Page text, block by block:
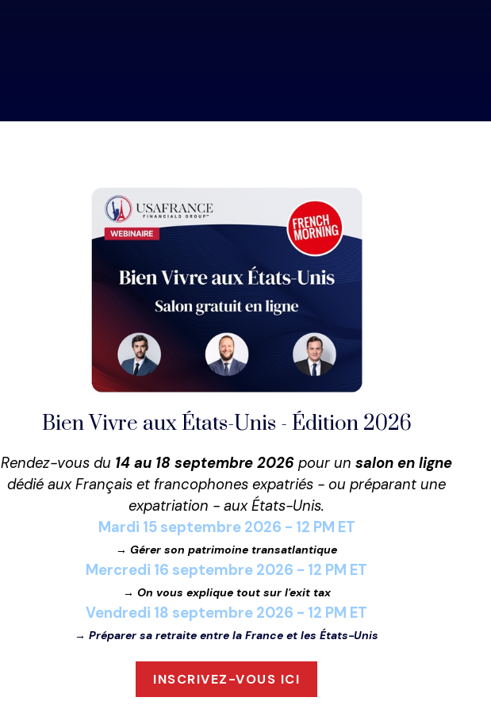
Bien Vivre aux États-Unis - Édition 2026
Rendez-vous du 14 au 18 septembre 2026 pour unsalon en ligne
dédié aux Français et francophones expatriés - ou préparant une
expatriation - aux États-Unis.
Mardi 15septembre2026 - 12 PM ET
→Gérer son patrimoine transatlantique
Mercredi 16 septembre 2026 - 12 PM ET
→ On vous explique tout sur l'exit tax
Vendredi 18 septembre 2026 - 12 PM ET
→Préparer sa retraite entre la France et les États-Unis
INSCRIVEZ-VOUS ICI